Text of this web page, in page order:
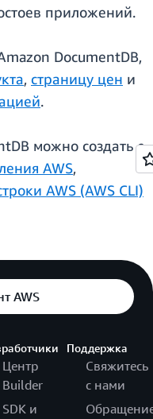
приложений.
DocumentDB,
, страницу цен и
.
можно создать с
AWS,
AWS (AWS CLI)
AWS
Центр
Builder
SDK и
Поддержка
Свяжитесь
с нами